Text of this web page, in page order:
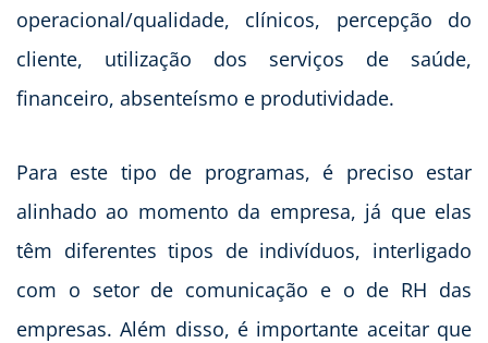
operacional/qualidade, clínicos, percepção do
cliente, utilização dos serviços de saúde,
financeiro, absenteísmo e produtividade.
Para este tipo de programas, é preciso estar
alinhado ao momento da empresa, já que elas
têm diferentes tipos de indivíduos, interligado
com o setor de comunicação e o de RH das
empresas. Além disso, é importante aceitar que